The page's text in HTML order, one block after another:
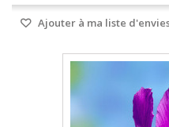
Ajouter à ma liste